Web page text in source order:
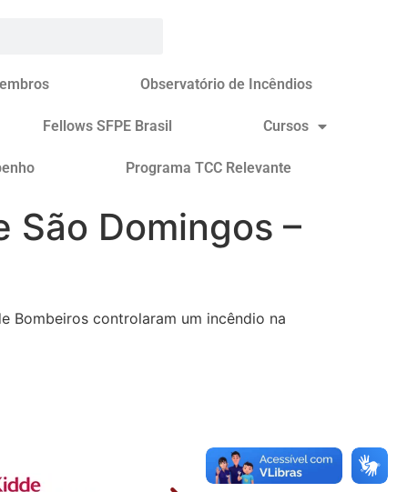
Observatório de Incêndios
Fellows SFPE Brasil Cursos
Programa TCC Relevante
São Domingos –
Bombeiros controlaram um incêndio na